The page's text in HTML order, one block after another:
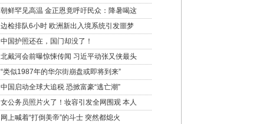
朝鲜罕见高温 金正恩竟呼吁民众：降暑喝这
边检排队6小时 欧洲新出入境系统引发噩梦
中国护照还在，国门却没了！
北戴河会前曝惊悚传闻 习近平动张又侠最头
“类似1987年的华尔街崩盘或即将到来”
中国启动全球大追税 恐掀富豪“逃亡潮”
女公务员照片火了！妆容引发全网围观 本人
网上喊着“打倒美帝”的斗士 突然都熄火